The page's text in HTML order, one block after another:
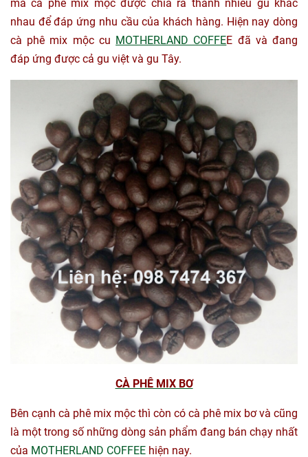
mà cà phê mix mộc được chia ra thành nhiều gu khác
nhau để đáp ứng nhu cầu của khách hàng. Hiện nay dòng
cà phê mix mộc cu MOTHERLAND COFFEE đã và đang
đáp ứng được cả gu việt và gu Tây.
CÀ PHÊ MIX BƠ
Bên cạnh cà phê mix mộc thì còn có cà phê mix bơ và cũng
là một trong số những dòng sản phẩm đang bán chạy nhất
của MOTHERLAND COFFEE hiện nay.